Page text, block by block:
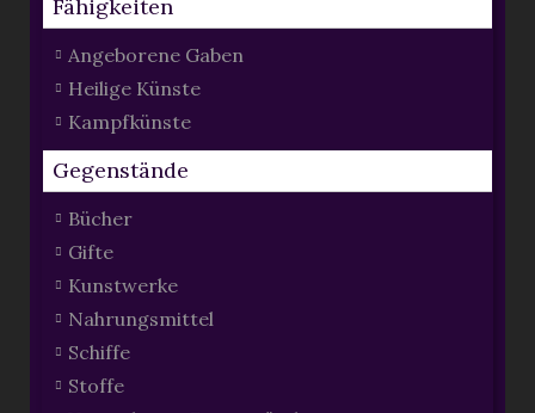
Fähigkeiten
Angeborene Gaben
Heilige Künste
Kampfkünste
Gegenstände
Bücher
Gifte
Kunstwerke
Nahrungsmittel
Schiffe
Stoffe